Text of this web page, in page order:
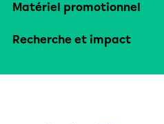
Matériel promotionnel
Recherche et impact